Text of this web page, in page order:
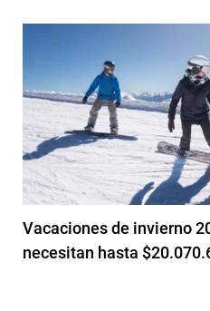
Vacaciones de invierno
necesitan hasta